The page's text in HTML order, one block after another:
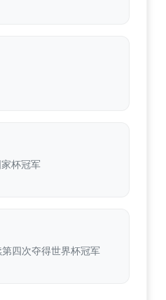
杯冠军
四次夺得世界杯冠军